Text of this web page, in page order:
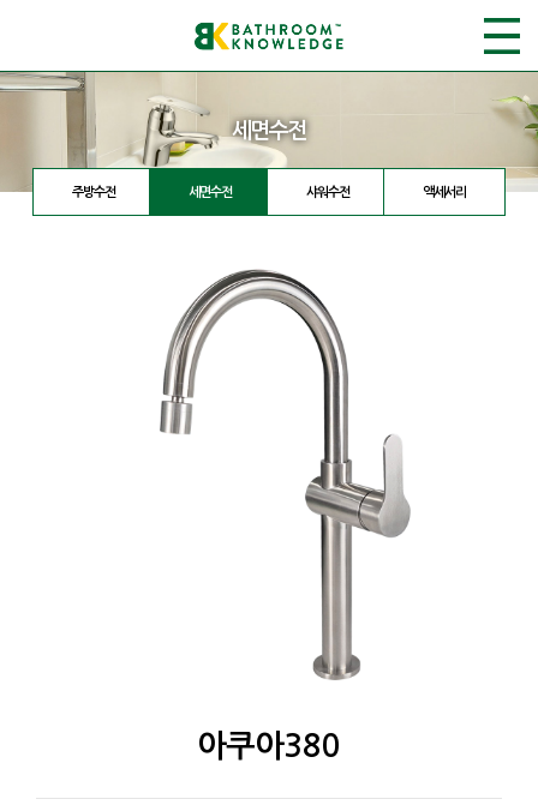
세면수전
주방수전 세면수전 샤워수전 액세서리
아쿠아380